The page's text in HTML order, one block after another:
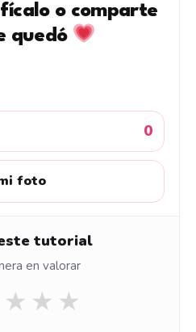
o comparte
quedó
0
foto
tutorial
en valorar
★ ★ ★